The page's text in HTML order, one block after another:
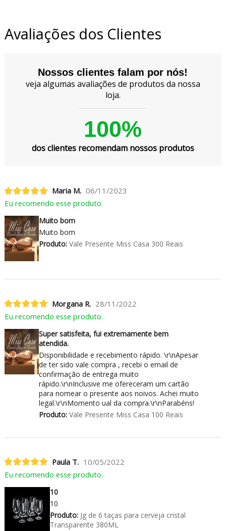
Avaliações dos Clientes
Nossos clientes falam por nós!
veja algumas avaliações de produtos da nossa
loja.
100%
dos clientes recomendam nossos produtos
Maria M. 06/11/2023
Eu recomendo esse produto.
Muito bom
Muito bom
Produto:Vale Presente Miss Casa 300 Reais
Morgana R. 28/11/2022
Eu recomendo esse produto.
Super satisfeita, fui extremamente bem
atendida.
Disponibilidade e recebimento rápido. \r\nApesar
de ter sido vale compra , recebi o email de
confirmação de entrega muito
rápido.\r\nInclusive me ofereceram um cartão
para nomear o presente aos noivos. Achei muito
legal.\r\nMomento ual da compra.\r\nParabéns!
Produto:Vale Presente Miss Casa 100 Reais
Paula T. 10/05/2022
Eu recomendo esse produto.
10
10
Produto:Jg de 6 taças para cerveja cristal
Transparente 380ML